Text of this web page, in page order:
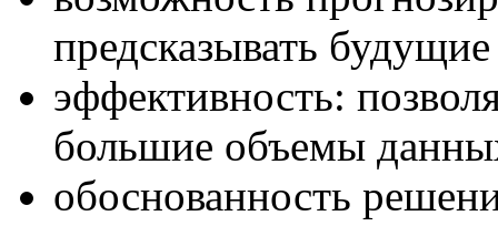
предсказывать
эффективность:
большие объемы
обоснованность